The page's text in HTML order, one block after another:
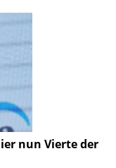
nun Vierte der